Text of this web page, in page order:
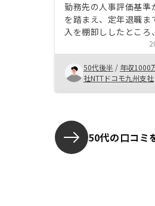
勤務先の人事評価基準
を踏まえ、定年退職ま
入を棚卸ししたところ
のように補填するか
始めたきっかけです。
不動産投資のメリット
わかりやすく説明して
業担当者に不明点を質
たこと、あとはオプシ
入保障制度があった
た理由となります。
スタートして様子見を
50代後半 / 年収1000
社NTTドコモ九州支社
50代の口コミ